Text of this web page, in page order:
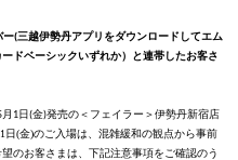
ー(三越伊勢丹アプリをダウンロードしてエム
ドベーシックいずれか）と連帯したお客さ
月 1日(金)発売の＜フェイラー＞伊勢丹新宿店
日(金)のご入場は、混雑緩和の観点から事前
のお客さまは、下記注意事項をご確認のう